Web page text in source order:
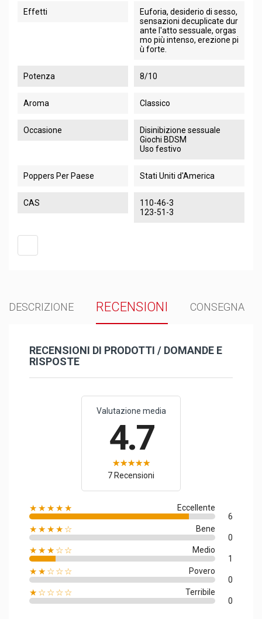
Effetti
Euforia, desiderio di sesso,
sensazioni decuplicate dur
ante l'atto sessuale, orgas
mo più intenso, erezione pi
ù forte.
Potenza 8/10
Aroma Classico
Occasione
Disinibizione sessuale
Giochi BDSM
Uso festivo
Poppers Per Paese Stati Uniti d'America
CAS
110-46-3
123-51-3
DESCRIZIONE RECENSIONI CONSEGNA
RECENSIONI DI PRODOTTI / DOMANDE E
RISPOSTE
Valutazione media
4.7
7 Recensioni
★★★★★
Eccellente
6
★★★★☆
Bene
0
★★★☆☆
Medio
1
★★☆☆☆
Povero
0
★☆☆☆☆
Terribile
0